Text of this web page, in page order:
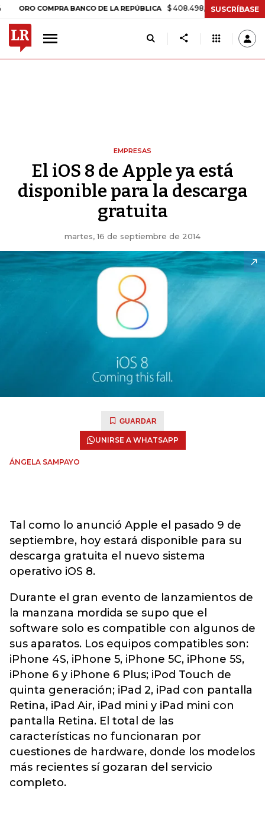
COMPRA BANCO DE LA REPÚBLICA $ 408.498,97 +$ 8.753,81 +2,19%
SUSCRÍBASE
EMPRESAS
El iOS 8 de Apple ya está
disponible para la descarga
gratuita
martes, 16 de septiembre de 2014
GUARDAR
UNIRSE A WHATSAPP
ÁNGELA SAMPAYO
Tal como lo anunció Apple el pasado 9 de
septiembre, hoy estará disponible para su
descarga gratuita el nuevo sistema
operativo iOS 8.
Durante el gran evento de lanzamientos de
la manzana mordida se supo que el
software solo es compatible con algunos de
sus aparatos. Los equipos compatibles son:
iPhone 4S, iPhone 5, iPhone 5C, iPhone 5S,
iPhone 6 y iPhone 6 Plus; iPod Touch de
quinta generación; iPad 2, iPad con pantalla
Retina, iPad Air, iPad mini y iPad mini con
pantalla Retina. El total de las
características no funcionaran por
cuestiones de hardware, donde los modelos
más recientes sí gozaran del servicio
completo.